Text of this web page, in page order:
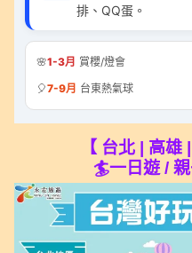
排、QQ蛋。
🌸1-3月 賞櫻/燈會
🎈7-9月 台東熱氣球
【 台北 | 高雄
🏄一日遊 /